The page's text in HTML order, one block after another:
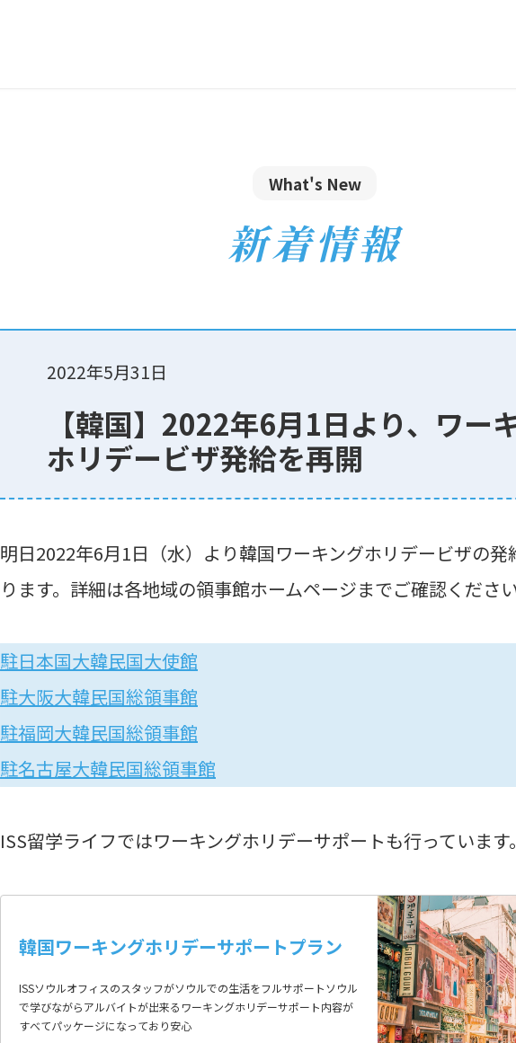
What's New
新着情報
2022年5月31日
【韓国】2022年6月1日より、ワー
ホリデービザ発給を再開
明日2022年6月1日（水）より韓国ワーキングホリデービザの発
ります。詳細は各地域の領事館ホームページまでご確認くださ
駐日本国大韓民国大使館
駐大阪大韓民国総領事館
駐福岡大韓民国総領事館
駐名古屋大韓民国総領事館
ISS留学ライフではワーキングホリデーサポートも行っています
韓国ワーキングホリデーサポートプラン
ISSソウルオフィスのスタッフがソウルでの生活をフルサポートソウル
で学びながらアルバイトが出来るワーキングホリデーサポート内容が
すべてパッケージになっており安心